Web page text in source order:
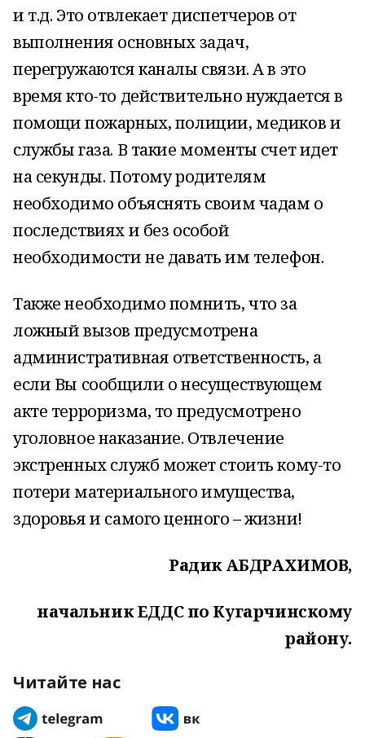
и т.д. Это отвлекает диспетчеров от
выполнения основных задач,
перегружаются каналы связи. А в это
время кто-то действительно нуждается в
помощи пожарных, полиции, медиков и
службы газа. В такие моменты счет идет
на секунды. Потому родителям
необходимо объяснять своим чадам о
последствиях и без особой
необходимости не давать им телефон.
Также необходимо помнить, что за
ложный вызов предусмотрена
административная ответственность, а
если Вы сообщили о несуществующем
акте терроризма, то предусмотрено
уголовное наказание. Отвлечение
экстренных служб может стоить кому-то
потери материального имущества,
здоровья и самого ценного – жизни!
Радик АБДРАХИМОВ,
начальник ЕДДС по Кугарчинскому
району.
Читайте нас